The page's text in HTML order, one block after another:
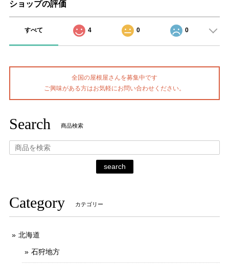
ショップの評価
すべて 4 0 0
全国の屋根屋さんを募集中です
ご興味がある方はお気軽にお問い合わせください。
Search 商品検索
search
Category カテゴリー
北海道
石狩地方